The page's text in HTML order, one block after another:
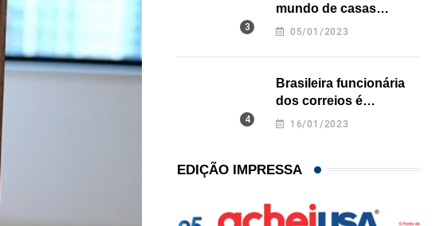
mundo de casas
impressas em 3D é
05/01/2023
Brasileira funcionária
dos correios é
assassinada a facadas
16/01/2023
EDIÇÃO IMPRESSA